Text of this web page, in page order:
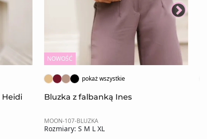
Heidi
NOWOŚĆ
pokaż wszystkie
Bluzka z falbanką Ines
MOON-107-BLUZKA
Rozmiary: S M L XL